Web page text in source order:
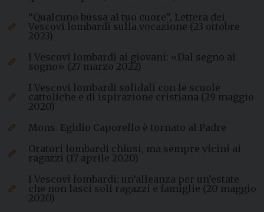
“Qualcuno bussa al tuo cuore”, Lettera dei
Vescovi lombardi sulla vocazione (23 ottobre
2023)
I Vescovi lombardi ai giovani: «Dal segno al
sogno» (27 marzo 2022)
I Vescovi lombardi solidali con le scuole
cattoliche e di ispirazione cristiana (29 maggio
2020)
Mons. Egidio Caporello è tornato al Padre
Oratori lombardi chiusi, ma sempre vicini ai
ragazzi (17 aprile 2020)
I Vescovi lombardi: un’alleanza per un’estate
che non lasci soli ragazzi e famiglie (20 maggio
2020)